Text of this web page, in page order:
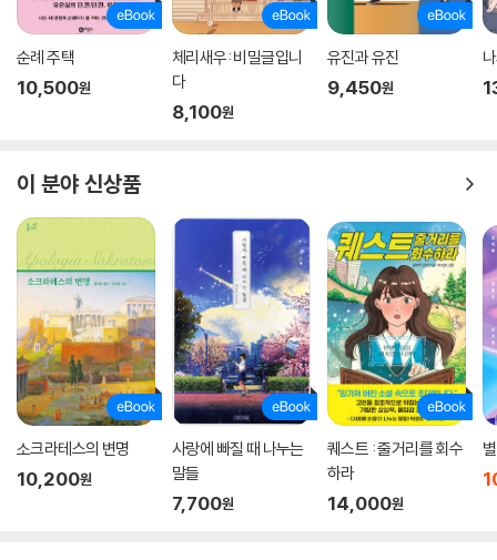
순례 주택
10,500원
체리새우: 비밀글입니
다
8,100원
유진과 유진
9,450원
이 분야 신상품
소크라테스의 변명
10,200원
사랑에 빠질 때 나누는
말들
7,700원
퀘스트 : 줄거리를 회수
하라
14,000원